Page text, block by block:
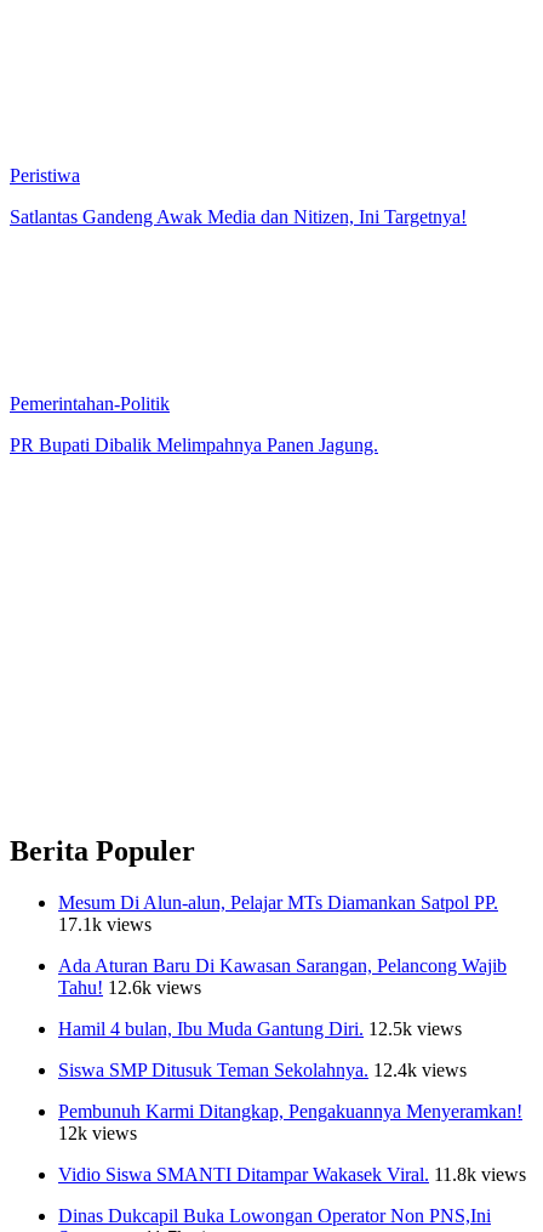
Peristiwa
Satlantas Gandeng Awak Media dan Nitizen, Ini Targetnya!
Pemerintahan-Politik
PR Bupati Dibalik Melimpahnya Panen Jagung.
Berita Populer
Mesum Di Alun-alun, Pelajar MTs Diamankan Satpol PP.
17.1k views
Ada Aturan Baru Di Kawasan Sarangan, Pelancong Wajib
Tahu! 12.6k views
Hamil 4 bulan, Ibu Muda Gantung Diri. 12.5k views
Siswa SMP Ditusuk Teman Sekolahnya. 12.4k views
Pembunuh Karmi Ditangkap, Pengakuannya Menyeramkan!
12k views
Vidio Siswa SMANTI Ditampar Wakasek Viral. 11.8k views
Dinas Dukcapil Buka Lowongan Operator Non PNS,Ini